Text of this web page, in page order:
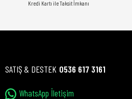
Kredi Kartı ile Taksit İmkanı
SATIŞ & DESTEK 0536 617 3161
WhatsApp İletişim